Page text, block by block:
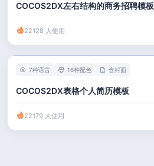
COCOS2DX左右结构的商务招聘模板
22128 人使用
7种语言 16种配色 含封面
COCOS2DX表格个人简历模板
22179 人使用